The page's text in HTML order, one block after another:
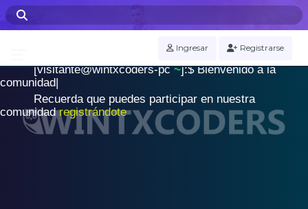
Ingresar Registrarse
WINTXCODERS Terminal
[visitante@wintxcoders-pc~]:$ .
Bienvenido a la
comunidad|
Recuerda que puedes participar en nuestra
comunidadregistrándote